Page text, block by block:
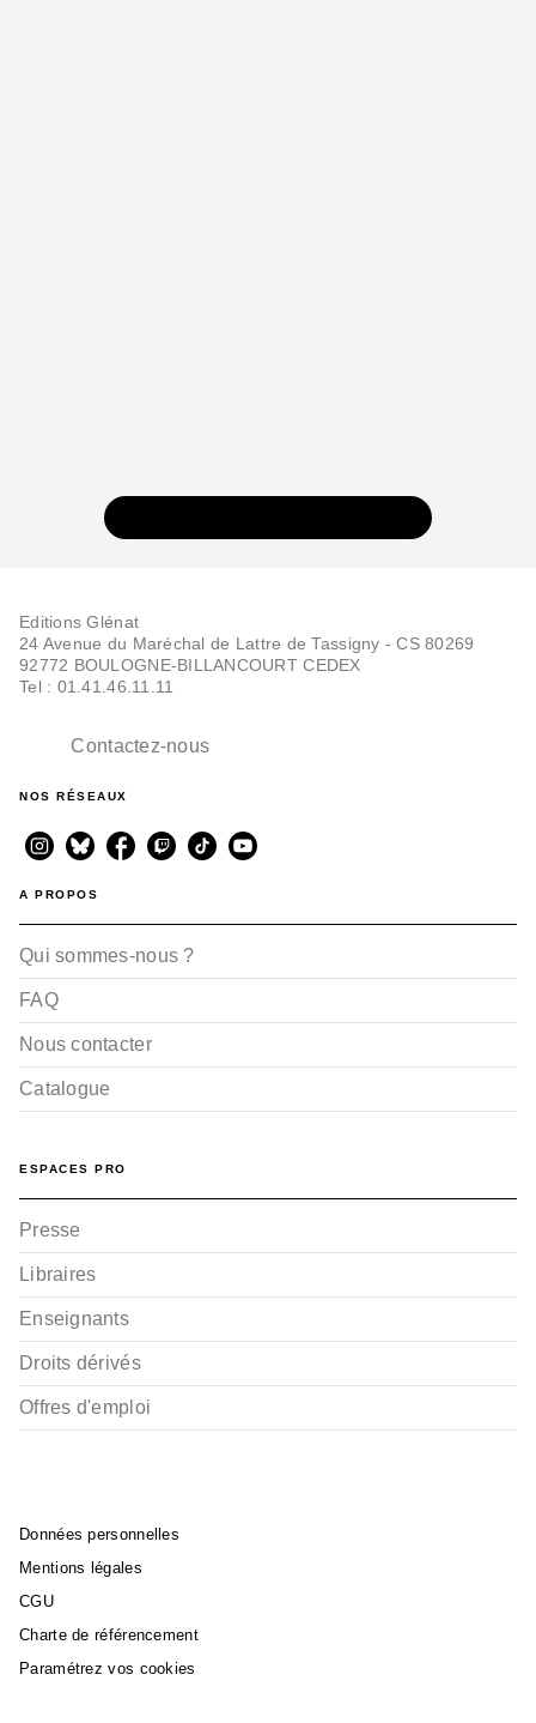
Editions Glénat
24 Avenue du Maréchal de Lattre de Tassigny - CS 80269
92772 BOULOGNE-BILLANCOURT CEDEX
Tel : 01.41.46.11.11
Contactez-nous
NOS RÉSEAUX
A PROPOS
Qui sommes-nous ?
FAQ
Nous contacter
Catalogue
ESPACES PRO
Presse
Libraires
Enseignants
Droits dérivés
Offres d'emploi
Données personnelles
Mentions légales
CGU
Charte de référencement
Paramétrez vos cookies